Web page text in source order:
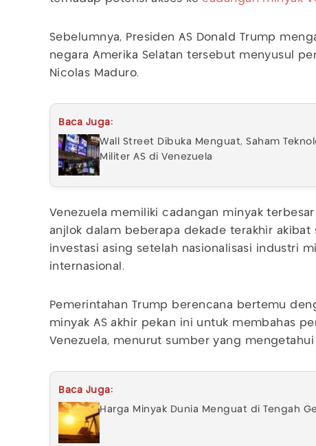
Sebelumnya, Presiden AS Donald Trump
negara Amerika Selatan tersebut menyusul
Nicolas Maduro.
Baca Juga:
Wall Street Dibuka Menguat, Saham
Militer AS di Venezuela
Venezuela memiliki cadangan minyak
anjlok dalam beberapa dekade terakhir akibat
investasi asing setelah nasionalisasi industri
internasional.
Pemerintahan Trump berencana bertemu
minyak AS akhir pekan ini untuk membahas
Venezuela, menurut sumber yang
Baca Juga:
Harga Minyak Dunia Menguat di Tengah